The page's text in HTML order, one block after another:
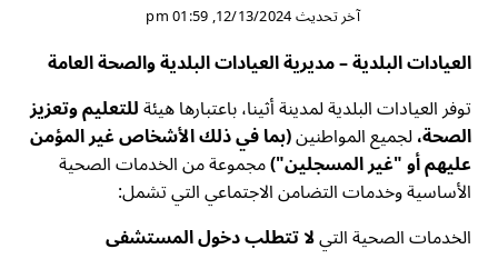
آخر تحديث12/13/2024, 01:59 pm
العيادات البلدية – مديرية العيادات البلدية والصحة العامة
توفر العيادات البلدية لمدينة أثينا، باعتبارها هيئةللتعليم وتعزيز
الصحة،لجميع المواطنين(بما في ذلك الأشخاص غير المؤمن
عليهم أو "غير المسجلين")مجموعة من الخدمات الصحية
الأساسية وخدمات التضامن الاجتماعي التي تشمل:
الخدمات الصحية التيلا تتطلب دخول المستشفى